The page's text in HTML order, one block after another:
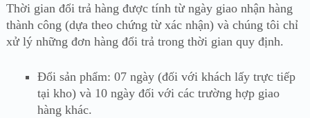
Thời gian đổi trả hàng được tính từ ngày giao nhận hàng
thành công (dựa theo chứng từ xác nhận) và chúng tôi chỉ
xử lý những đơn hàng đổi trả trong thời gian quy định.
Đổi sản phẩm: 07 ngày (đối với khách lấy trực tiếp
tại kho) và 10 ngày đối với các trường hợp giao
hàng khác.